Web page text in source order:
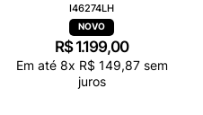
I46274LH
R$ 1.199,00
Em até 8x R$ 149,87sem
juros